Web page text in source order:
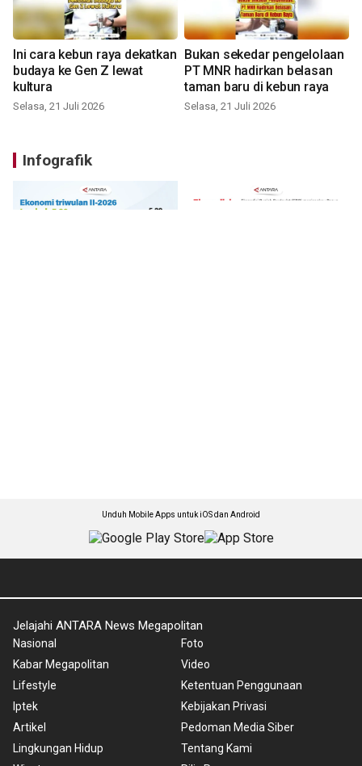
Ini cara kebun raya dekatkan
budaya ke Gen Z lewat
kultura
Selasa, 21 Juli 2026
Bukan sekedar pengelolaan
PT MNR hadirkan belasan
taman baru di kebun raya
Selasa, 21 Juli 2026
Infografik
Unduh Mobile Apps untuk iOS dan Android
Jelajahi ANTARA News Megapolitan
Nasional
Kabar Megapolitan
Lifestyle
Iptek
Artikel
Lingkungan Hidup
Foto
Video
Ketentuan Penggunaan
Kebijakan Privasi
Pedoman Media Siber
Tentang Kami